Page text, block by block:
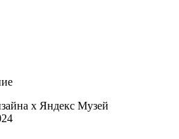
x Яндекс Музей